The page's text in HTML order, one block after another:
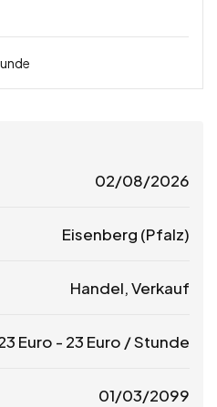
02/08/2026
Eisenberg (Pfalz)
Handel, Verkauf
Euro - 23 Euro / Stunde
01/03/2099